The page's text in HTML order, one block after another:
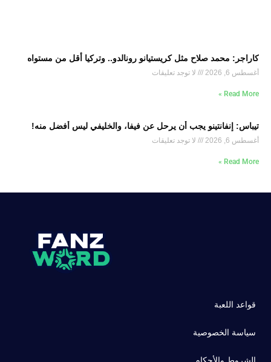
كاراجر: محمد صلاح مثل كريستيانو رونالدو.. وتركيا أقل من مستواه
أغسطس 6, 2026 لا توجد تعليقات
Read More »
تيباس: إنفانتينو يجب أن يرحل عن فيفا، والخليفي ليس أفضل منه!
أغسطس 6, 2026 لا توجد تعليقات
Read More »
قواعد اللعبة
سياسة الخصوصية